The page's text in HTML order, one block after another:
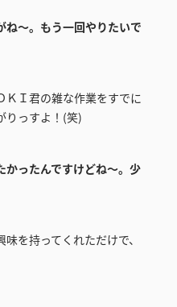
ね～。もう一回やりたいで
ＫＩ君の雑な作業をすでに
りっすよ！(笑)
かったんですけどね～。少
を持ってくれただけで、